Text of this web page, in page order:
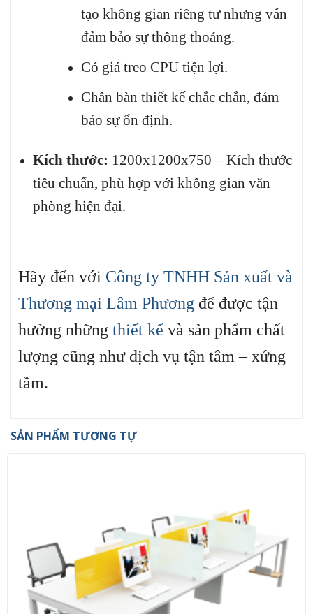
tạo không gian riêng tư nhưng vẫn
đảm bảo sự thông thoáng.
Có giá treo CPU tiện lợi.
Chân bàn thiết kế chắc chắn, đảm
bảo sự ổn định.
Kích thước: 1200x1200x750 – Kích thước
tiêu chuẩn, phù hợp với không gian văn
phòng hiện đại.
Hãy đến với Công ty TNHH Sản xuất và
Thương mại Lâm Phương để được tận
hưởng những thiết kế và sản phẩm chất
lượng cũng như dịch vụ tận tâm – xứng
tầm.
SẢN PHẨM TƯƠNG TỰ